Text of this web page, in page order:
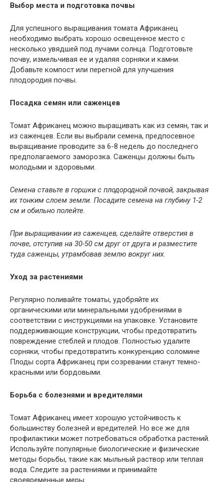
Выбор места и подготовка почвы
Для успешного выращивания томата Африканец
необходимо выбрать хорошо освещенное место с
несколько увядшей под лучами солнца. Подготовьте
почву, измельчивая ее и удаляя сорняки и камни.
Добавьте компост или перегной для улучшения
плодородия почвы.
Посадка семян или саженцев
Томат Африканец можно выращивать как из семян, так и
из саженцев. Если вы выбрали семена, предпосевное
выращивание проводите за 6-8 недель до последнего
предполагаемого заморозка. Саженцы должны быть
молодыми и здоровыми.
Семена ставьте в горшки с плодородной почвой, закрывая
их тонким слоем земли. Посадите семена на глубину 1-2
см и обильно полейте.
При выращивании из саженцев, сделайте отверстия в
почве, отступив на 30-50 см друг от друга и разместите
туда саженцы, утрамбовав землю вокруг них.
Уход за растениями
Регулярно поливайте томаты, удобряйте их
органическими или минеральными удобрениями в
соответствии с инструкциями на упаковке. Установите
поддерживающие конструкции, чтобы предотвратить
повреждение стеблей и плодов. Полностью удалите
сорняки, чтобы предотвратить конкуренцию соломине
Плоды сорта Африканец при созревании станут темно-
красными или бордовыми.
Борьба с болезнями и вредителями
Томат Африканец имеет хорошую устойчивость к
большинству болезней и вредителей. Но все же для
профилактики может потребоваться обработка растений.
Используйте популярные биологические и физические
методы борьбы, такие как мыльный раствор или теплая
вода. Следите за растениями и принимайте
своевременные меры.